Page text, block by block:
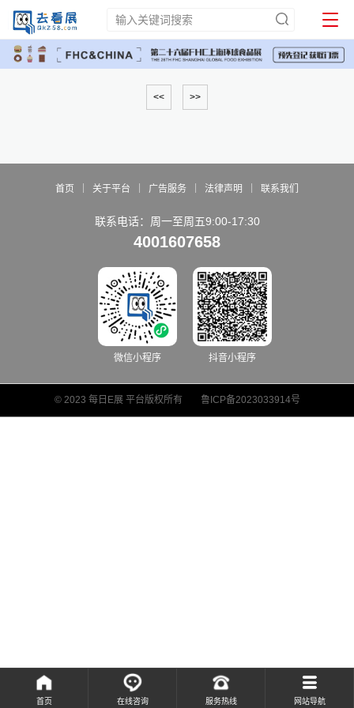
<< >>
首页 关于平台 广告服务 法律声明 联系我们
联系电话：周一至周五9:00-17:30
4001607658
微信小程序 抖音小程序
© 2023 每日E展 平台版权所有 鲁ICP备2023033914号
首页 在线咨询 服务热线 网站导航